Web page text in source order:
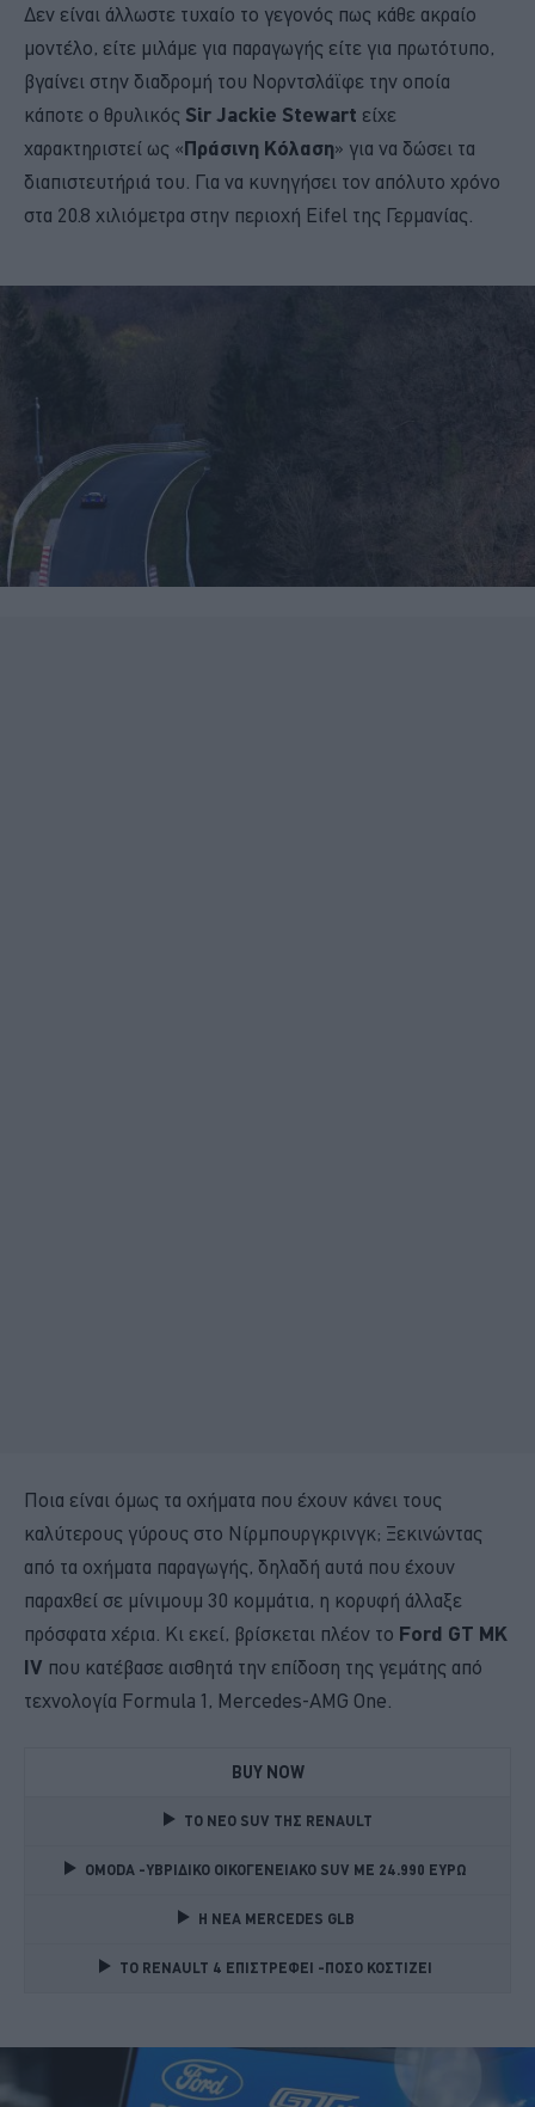
Δεν είναι άλλωστε τυχαίο το γεγονός πως κάθε ακραίο
μοντέλο, είτε μιλάμε για παραγωγής είτε για πρωτότυπο,
βγαίνει στην διαδρομή του Νορντσλάϊφε την οποία
κάποτε ο θρυλικός Sir Jackie Stewart είχε
χαρακτηριστεί ως «Πράσινη Κόλαση» για να δώσει τα
διαπιστευτήριά του. Για να κυνηγήσει τον απόλυτο χρόνο
στα 20.8 χιλιόμετρα στην περιοχή Eifel της Γερμανίας.
Ποια είναι όμως τα οχήματα που έχουν κάνει τους
καλύτερους γύρους στο Νίρμπουργκρινγκ; Ξεκινώντας
από τα οχήματα παραγωγής, δηλαδή αυτά που έχουν
παραχθεί σε μίνιμουμ 30 κομμάτια, η κορυφή άλλαξε
πρόσφατα χέρια. Κι εκεί, βρίσκεται πλέον το Ford GT MK
IV που κατέβασε αισθητά την επίδοση της γεμάτης από
τεχνολογία Formula 1, Mercedes-AMG One.
BUY NOW
TO NEO SUV ΤΗΣ RENAULT
OMODA -ΥΒΡΙΔΙΚΟ ΟΙΚΟΓΕΝΕΙΑΚΟ SUV ME 24.990 ΕΥΡΩ
Η ΝΕΑ MERCEDES GLB
TO RENAULT 4 ΕΠΙΣΤΡΕΦΕΙ -ΠΟΣΟ ΚΟΣΤΙΖΕΙ